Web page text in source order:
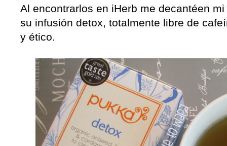
Al encontrarlos en iHerb me decantéen mi
su infusión detox, totalmente libre de
y ético.